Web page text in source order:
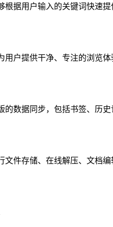
据用户输入的关键词快速提
户提供干净、专注的浏览体
数据同步，包括书签、历史
件存储、在线解压、文档编